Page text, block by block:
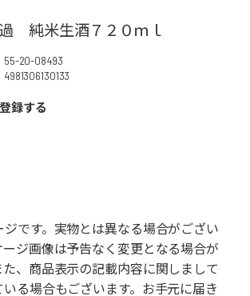
純米生酒７２０ｍｌ
55-20-08493
4981306130133
録する
です。実物とは異なる場合がござい
ジ画像は予告なく変更となる場合が
た、商品表示の記載内容に関しまして
る場合もございます。お手元に届き